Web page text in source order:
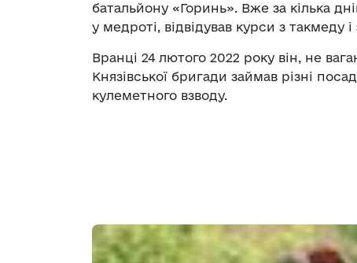
батальйону «Горинь». Вже за кілька
у медроті, відвідував курси з
Вранці 24 лютого 2022 року він, не
Князівської бригади займав різні
кулеметного взводу.